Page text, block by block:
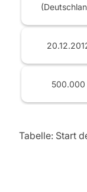
500.000
Tabelle: Start